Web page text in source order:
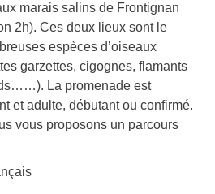
marais salins de Frontignan
2h). Ces deux lieux sont le
espèces d’oiseaux
garzettes, cigognes, flamants
La promenade est
et adulte, débutant ou confirmé.
vous proposons un parcours